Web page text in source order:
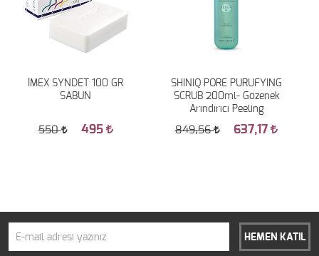
İMEX SYNDET 100 GR
SABUN
550 495
SHINIQ PORE PURUFYING
SCRUB 200ml- Gözenek
Arındırıcı Peeling
849,56 637,17
HEMEN KATIL